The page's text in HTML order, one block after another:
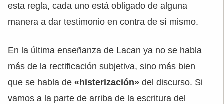
esta regla, cada uno está obligado de alguna
manera a dar testimonio en contra de sí mismo.
En la última enseñanza de Lacan ya no se habla
más de la rectificación subjetiva, sino más bien
que se habla de «histerización» del discurso. Si
vamos a la parte de arriba de la escritura del